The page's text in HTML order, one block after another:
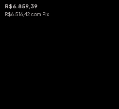
R$6.859,39
R$6.516,42 com Pix